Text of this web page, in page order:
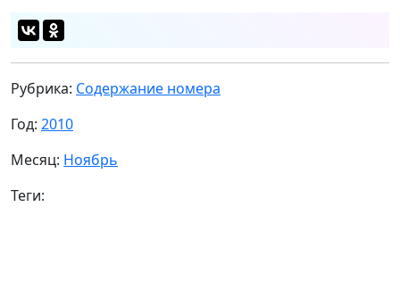
Рубрика: Содержание номера
Год: 2010
Месяц: Ноябрь
Теги: